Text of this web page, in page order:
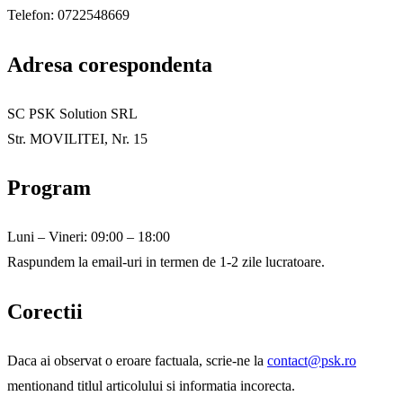
Telefon: 0722548669
Adresa corespondenta
SC PSK Solution SRL
Str. MOVILITEI, Nr. 15
Program
Luni – Vineri: 09:00 – 18:00
Raspundem la email-uri in termen de 1-2 zile lucratoare.
Corectii
Daca ai observat o eroare factuala, scrie-ne la contact@psk.ro
mentionand titlul articolului si informatia incorecta.